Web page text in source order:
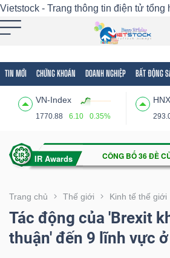
Vietstock - Trang thông tin điện tử tổng
TIN MỚI CHỨNG KHOÁN DOANH NGHIỆP BẤT ĐỘNG
VN-Index
1770.88 6.10 0.35%
Trang chủ Thế giới Kinh tế thế giới
Tác động của 'Brexit
thuận' đến 9 lĩnh vực
Tất cả Tính năng Ngành
Tính
(-)
VIETSTOCK
CHỨNG